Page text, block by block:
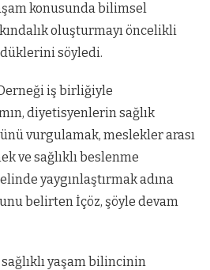
konusunda bilimsel
oluşturmayı öncelikli
söyledi.
iş birliğiyle
diyetisyenlerin sağlık
vurgulamak, meslekler arası
ve sağlıklı beslenme
yaygınlaştırmak adına
belirten İçöz, şöyle devam
sağlıklı yaşam bilincinin